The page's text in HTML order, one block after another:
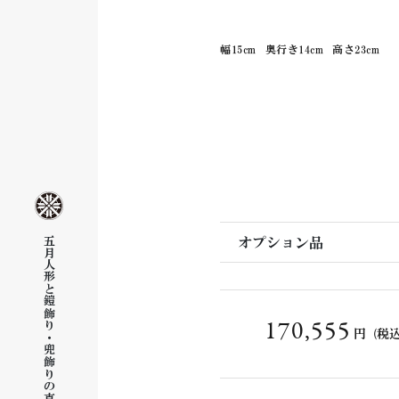
五月人形と鎧飾り・兜飾りの真(まこと)
幅15cm 奥行き14cm 高さ23cm
オプション品
170,555 円 (税